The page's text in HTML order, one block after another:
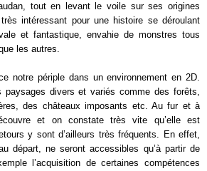
tout en levant le voile sur ses origines
intéressant pour une histoire se déroulant
et fantastique, envahie de monstres tous
les autres.
notre périple dans un environnement en 2D.
paysages divers et variés comme des forêts,
des châteaux imposants etc. Au fur et à
et on constate très vite qu’elle est
y sont d’ailleurs très fréquents. En effet,
départ, ne seront accessibles qu’à partir de
l’acquisition de certaines compétences